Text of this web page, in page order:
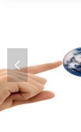
넳